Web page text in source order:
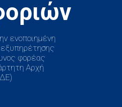
ενοποιημένη
φορέας
Αρχή